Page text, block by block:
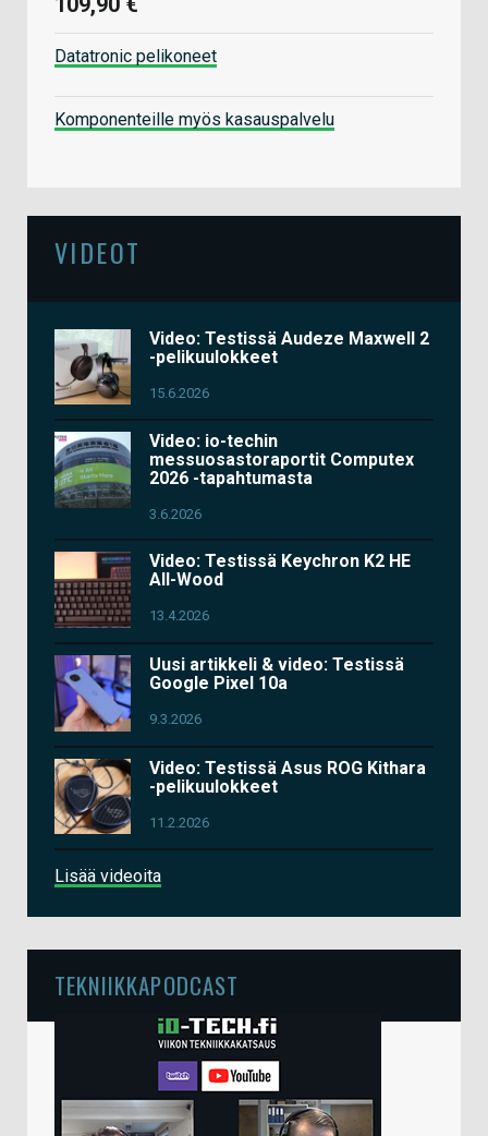
Datatronic pelikoneet
Komponenteille myös kasauspalvelu
VIDEOT
Video: Testissä Audeze Maxwell 2
-pelikuulokkeet
15.6.2026
Video: io-techin
messuosastoraportit Computex
2026 -tapahtumasta
3.6.2026
Video: Testissä Keychron K2 HE
All-Wood
13.4.2026
Uusi artikkeli & video: Testissä
Google Pixel 10a
9.3.2026
Video: Testissä Asus ROG Kithara
-pelikuulokkeet
11.2.2026
Lisää videoita
TEKNIIKKAPODCAST